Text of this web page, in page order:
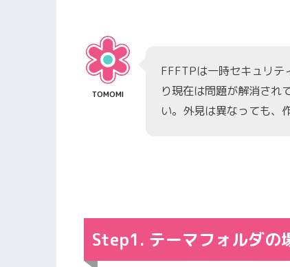
TOMOMI
FFFTPは一時セキュリテ
り現在は問題が解消され
い。外見は異なっても、
Step1. テーマフォルダの